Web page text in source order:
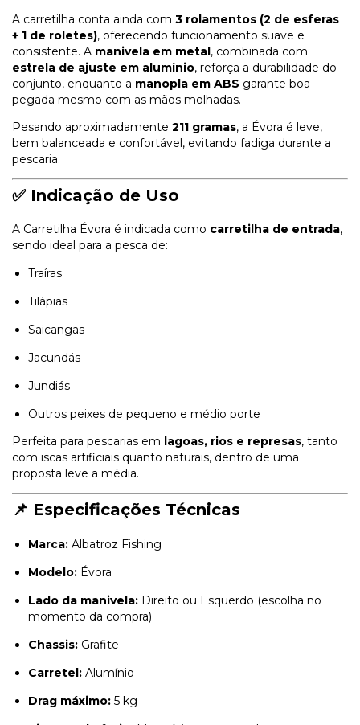
A carretilha conta ainda com 3 rolamentos (2 de esferas
+ 1 de roletes), oferecendo funcionamento suave e
consistente. A manivela em metal, combinada com
estrela de ajuste em alumínio, reforça a durabilidade do
conjunto, enquanto a manopla em ABS garante boa
pegada mesmo com as mãos molhadas.
Pesando aproximadamente 211 gramas, a Évora é leve,
bem balanceada e confortável, evitando fadiga durante a
pescaria.
✅ Indicação de Uso
A Carretilha Évora é indicada como carretilha de entrada,
sendo ideal para a pesca de:
Traíras
Tilápias
Saicangas
Jacundás
Jundiás
Outros peixes de pequeno e médio porte
Perfeita para pescarias em lagoas, rios e represas, tanto
com iscas artificiais quanto naturais, dentro de uma
proposta leve a média.
📌 Especificações Técnicas
Marca: Albatroz Fishing
Modelo: Évora
Lado da manivela: Direito ou Esquerdo (escolha no
momento da compra)
Chassis: Grafite
Carretel: Alumínio
Drag máximo: 5 kg